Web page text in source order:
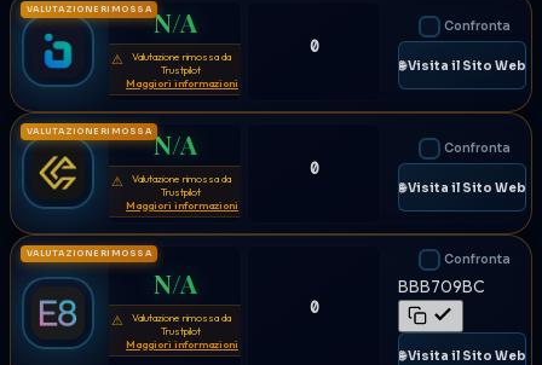
VALUTAZIONE RIMOSSAN/A
⚠
Valutazione rimossa da
Trustpilot
Maggiori informazioni
0
Confronta
🌐 Visita il Sito Web
VALUTAZIONE RIMOSSAN/A
⚠
Valutazione rimossa da
Trustpilot
Maggiori informazioni
0
Confronta
🌐 Visita il Sito Web
VALUTAZIONE RIMOSSA
N/A
⚠
Valutazione rimossa da
Trustpilot
Maggiori informazioni
0
Confronta
BBB709BC
🌐 Visita il Sito Web